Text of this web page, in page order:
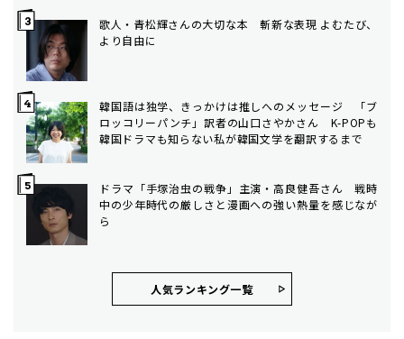
歌人・青松輝さんの大切な本 斬新な表現 よむたび、
より自由に
韓国語は独学、きっかけは推しへのメッセージ 「ブ
ロッコリーパンチ」訳者の山口さやかさん K-POPも
韓国ドラマも知らない私が韓国文学を翻訳するまで
ドラマ「手塚治虫の戦争」主演・高良健吾さん 戦時
中の少年時代の厳しさと漫画への強い熱量を感じなが
ら
人気ランキング⼀覧